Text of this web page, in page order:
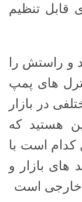
قابل تنظیم
و راستش را
های پمپ
در بازار
هستید که
کدام است با
های بازار و
است